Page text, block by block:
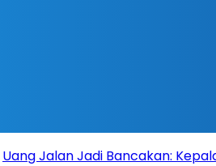
Uang Jalan Jadi Bancakan: